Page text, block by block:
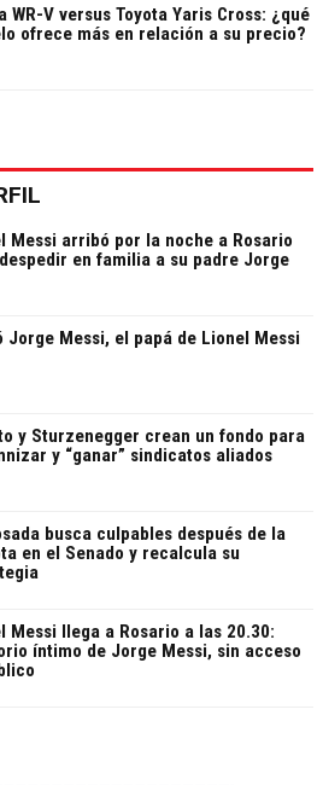
WR-V versus Toyota Yaris Cross: ¿qué
ofrece más en relación a su precio?
Messi arribó por la noche a Rosario
en familia a su padre Jorge
Jorge Messi, el papá de Lionel Messi
y Sturzenegger crean un fondo para
y “ganar” sindicatos aliados
busca culpables después de la
en el Senado y recalcula su
Messi llega a Rosario a las 20.30:
íntimo de Jorge Messi, sin acceso